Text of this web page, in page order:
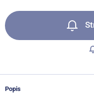
Popis